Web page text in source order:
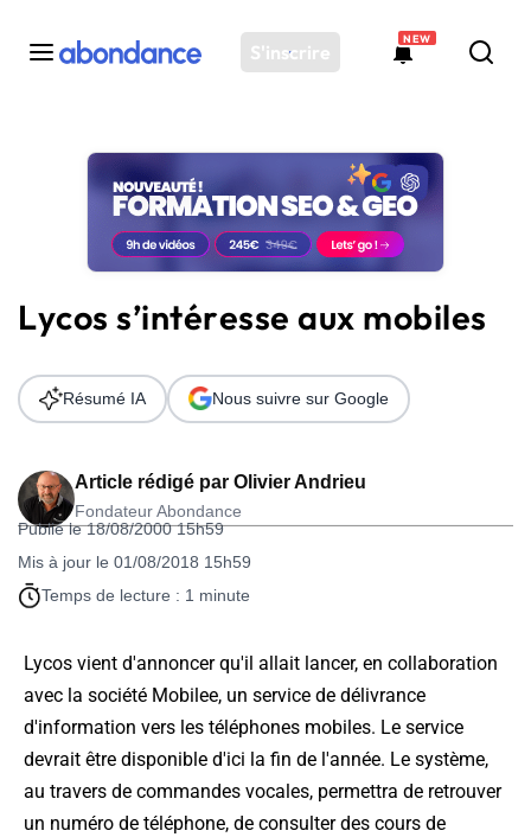
S'inscrire
NEW
Toutes les actus
Actus SEO
Plateforme
Solutions
Ressources
Audit SEO
Lycos s’intéresse aux mobiles
Article rédigé par Olivier Andrieu
Fondateur Abondance
Publié le 18/08/2000 15h59
Mis à jour le 01/08/2018 15h59
Temps de lecture : 1 minute
Résumé IA Nous suivre sur Google
Lycos vient d'annoncer qu'il allait lancer, en collaboration
avec la société Mobilee, un service de délivrance
d'information vers les téléphones mobiles. Le service
devrait être disponible d'ici la fin de l'année. Le système,
au travers de commandes vocales, permettra de retrouver
un numéro de téléphone, de consulter des cours de